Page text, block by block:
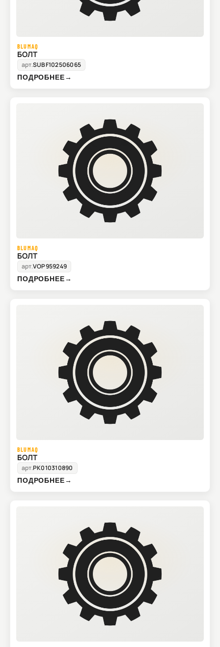
BLUMAQ
БОЛТ
арт.SUBF102506065
ПОДРОБНЕЕ→
BLUMAQ
БОЛТ
арт.VOP959249
ПОДРОБНЕЕ→
BLUMAQ
БОЛТ
арт.PK010310890
ПОДРОБНЕЕ→